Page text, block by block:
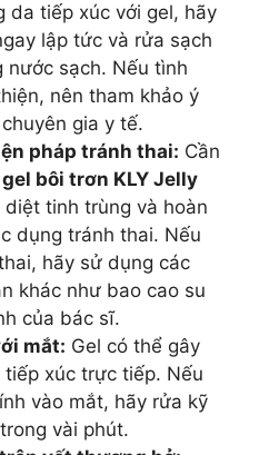
da tiếp xúc với gel, hãy
lập tức và rửa sạch
nước sạch. Nếu tình
nên tham khảo ý
gia y tế.
pháp tránh thai: Cần
gel bôi trơn KLY Jelly
tinh trùng và hoàn
dụng tránh thai. Nếu
hãy sử dụng các
khác như bao cao su
của bác sĩ.
mắt: Gel có thể gây
xúc trực tiếp. Nếu
vào mắt, hãy rửa kỹ
vài phút.